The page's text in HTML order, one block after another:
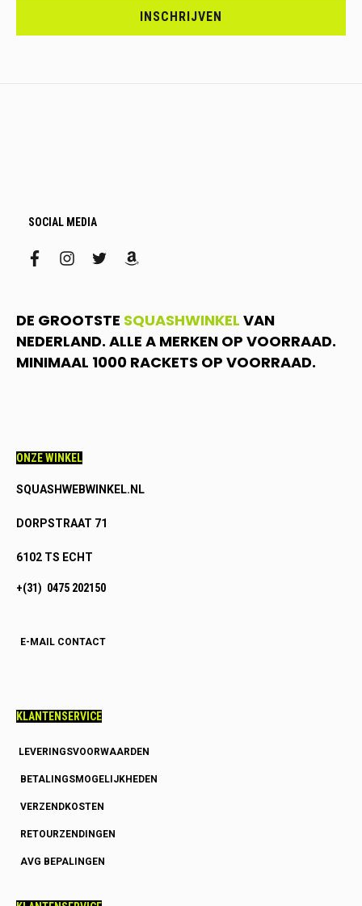
INSCHRIJVEN
SOCIAL MEDIA
facebookinstagram
twitteramazon
DE GROOTSTE SQUASHWINKEL VAN
NEDERLAND. ALLE A MERKEN OP VOORRAAD.
MINIMAAL 1000 RACKETS OP VOORRAAD.
ONZE WINKEL
SQUASHWEBWINKEL.NL
DORPSTRAAT 71
6102 TS ECHT
+(31) 0475 202150
E-MAIL CONTACT
KLANTENSERVICE
LEVERINGSVOORWAARDEN
BETALINGSMOGELIJKHEDEN
VERZENDKOSTEN
RETOURZENDINGEN
AVG BEPALINGEN